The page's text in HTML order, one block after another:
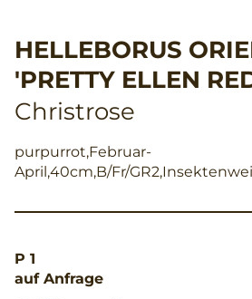
HELLEBORUS
'PRETTY ELLEN
Christrose
purpurrot,Februar-
April,40cm,B/Fr/
P 1
auf Anfrage